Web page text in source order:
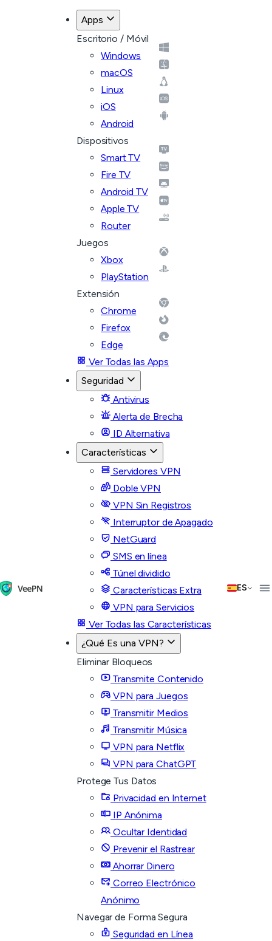
Apps
Escritorio / Móvil
Windows
macOS
Linux
iOS
Android
Dispositivos
Smart TV
Fire TV
Android TV
Apple TV
Router
Juegos
Xbox
PlayStation
Extensión
Chrome
Firefox
Edge
Ver Todas las Apps
Seguridad
Antivirus
Alerta de Brecha
ID Alternativa
Características
Servidores VPN
Doble VPN
VPN Sin Registros
Interruptor de Apagado
NetGuard
SMS en línea
Túnel dividido
Características Extra
VPN para Servicios
Ver Todas las Características
¿Qué Es una VPN?
Eliminar Bloqueos
Transmite Contenido
VPN para Juegos
Transmitir Medios
Transmitir Música
VPN para Netflix
VPN para ChatGPT
Protege Tus Datos
Privacidad en Internet
IP Anónima
Ocultar Identidad
Prevenir el Rastrear
Ahorrar Dinero
Correo Electrónico
Anónimo
Navegar de Forma Segura
Seguridad en Línea
ES